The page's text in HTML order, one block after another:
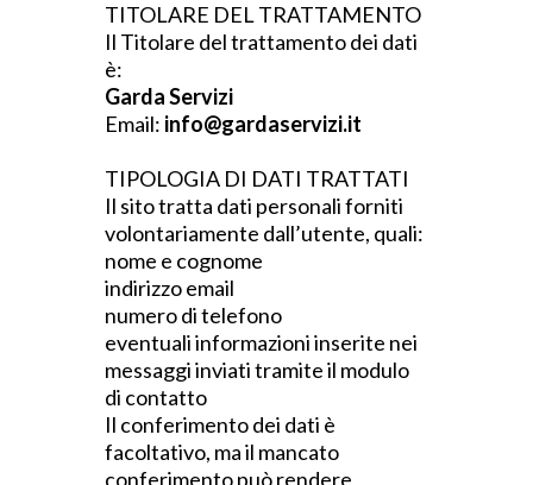
TITOLARE DEL TRATTAMENTO
Il Titolare del trattamento dei dati
è:
Garda Servizi
Email: info@gardaservizi.it
TIPOLOGIA DI DATI TRATTATI
Il sito tratta dati personali forniti
volontariamente dall’utente, quali:
nome e cognome
indirizzo email
numero di telefono
eventuali informazioni inserite nei
messaggi inviati tramite il modulo
di contatto
Il conferimento dei dati è
facoltativo, ma il mancato
conferimento può rendere